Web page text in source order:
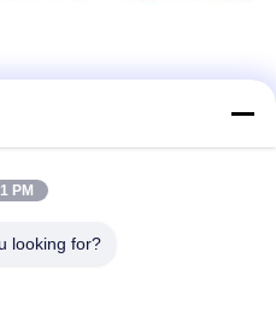
PM
looking for?